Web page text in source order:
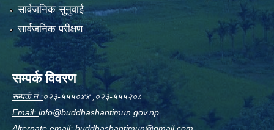
सार्वजनिक सुनुवाई
सार्वजनिक परीक्षण
सम्पर्क विवरण
सम्पर्क नं :०२३-५५५०४४ ,०२३-५५५२०८
Email: info@buddhashantimun.gov.np
Alternate email: buddhashantimun@gmail.com